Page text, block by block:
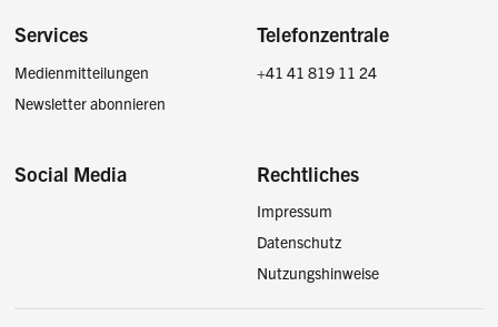
Footer
Services
Medienmitteilungen
Newsletter abonnieren
Telefonzentrale
+41 41 819 11 24
Social Media Rechtliches
Impressum
Datenschutz
Nutzungshinweise